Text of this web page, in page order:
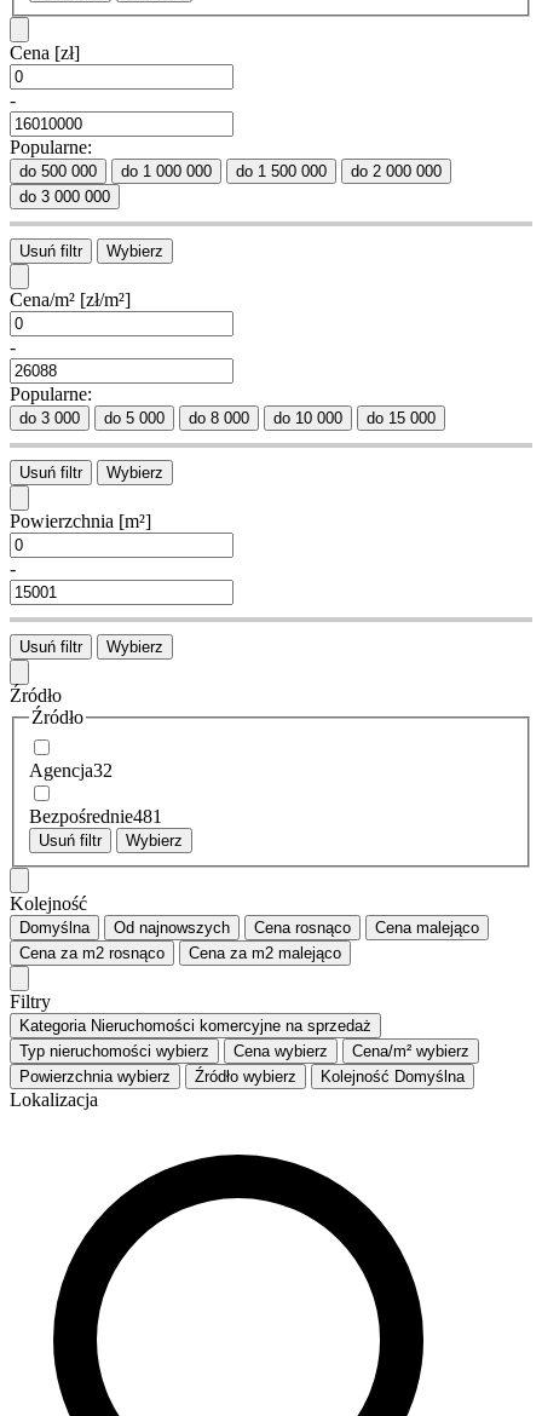
Cena [zł]
-
Popularne:
do 500 000 do 1 000 000 do 1 500 000
do 2 000 000
do 3 000 000
Usuń filtr Wybierz
Cena/m² [zł/m²]
-
Popularne:
do 3 000 do 5 000 do 8 000 do 10 000 do 15 000
Usuń filtr Wybierz
Powierzchnia [m²]
-
Usuń filtr Wybierz
Źródło
Źródło
Agencja32
Bezpośrednie481
Usuń filtr Wybierz
Kolejność
Domyślna Od najnowszych Cena rosnąco Cena malejąco
Cena za m2 rosnąco Cena za m2 malejąco
Filtry
Kategoria Nieruchomości komercyjne na sprzedaż
Typ nieruchomości wybierz Cena wybierz Cena/m² wybierz
Powierzchnia wybierz Źródło wybierz Kolejność Domyślna
Lokalizacja